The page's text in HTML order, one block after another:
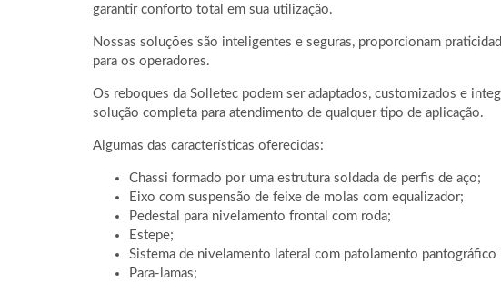
garantir conforto total em sua utilização.
Nossas soluções são inteligentes e seguras, proporcionam
para os operadores.
Os reboques da Solletec podem ser adaptados, customizados e
solução completa para atendimento de qualquer tipo de aplicação.
Algumas das características oferecidas:
Chassi formado por uma estrutura soldada de perfis de aço;
Eixo com suspensão de feixe de molas com equalizador;
Pedestal para nivelamento frontal com roda;
Estepe;
Sistema de nivelamento lateral com patolamento pantográfico
Para-lamas;